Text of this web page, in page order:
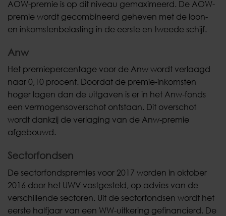
AOW-premie is op dit niveau gemaximeerd. De AOW-
premie wordt gecombineerd geheven met de loon-
en inkomstenbelasting in de eerste en tweede schijf.
Anw
Het premiepercentage voor de Anw wordt verlaagd
naar 0,10 procent. Doordat de premie-inkomsten
hoger lagen dan de uitgaven is er in het Anw-fonds
een vermogensoverschot ontstaan. Dit overschot
wordt dankzij de verlaging van de Anw-premie
afgebouwd.
Sectorfondsen
De sectorfondspremies voor 2017 worden in oktober
2016 door het UWV vastgesteld, op advies van de
verschillende sectoren. Uit de sectorfondsen wordt het
eerste halfjaar van een WW-uitkering gefinancierd. De